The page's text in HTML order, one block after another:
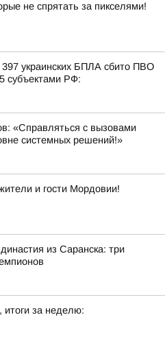
не спрятать за пикселями!
украинских БПЛА сбито ПВО
субъектами РФ:
«Справляться с вызовами
системных решений!»
и гости Мордовии!
из Саранска: три
за неделю: